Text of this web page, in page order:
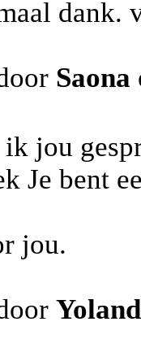
dank.
Saona
ik jou
Je bent
jou.